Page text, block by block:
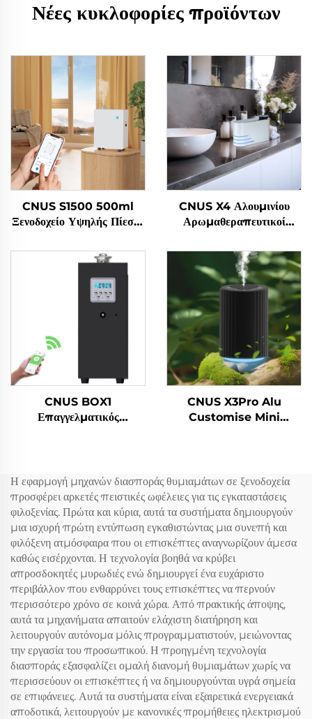
Νέες κυκλοφορίες προϊόντων
CNUS S1500 500ml
Ξενοδοχείο Υψηλής Πίεσης
Αρώματος Αιθέρια
Πετρέλαιο Καθαριστή
Αρώματα Αρώματα Αέρας
Ανανεωτήρα Αέρας
Αρώματος Μηχανή
CNUS X4 Αλουμινίου
Αρωμαθεραπευτικοί
Διαχέτης Αρώματος 360
Διαχέτης Αρωματικού
Λάδι Άνεμος Ατομιζόμενος
CNUS BOX1
Επαγγελματικός
CNUS X3Pro Alu
Customise Mini
Αυτοκινήτου
Η εφαρμογή μηχανών διασποράς θυμιαμάτων σε ξενοδοχεία
προσφέρει αρκετές πειστικές ωφέλειες για τις εγκαταστάσεις
φιλοξενίας. Πρώτα και κύρια, αυτά τα συστήματα δημιουργούν
μια ισχυρή πρώτη εντύπωση εγκαθιστώντας μια συνεπή και
φιλόξενη ατμόσφαιρα που οι επισκέπτες αναγνωρίζουν άμεσα
καθώς εισέρχονται. Η τεχνολογία βοηθά να κρύβει
απροσδοκητές μυρωδιές ενώ δημιουργεί ένα ευχάριστο
περιβάλλον που ενθαρρύνει τους επισκέπτες να περνούν
περισσότερο χρόνο σε κοινά χώρα. Από πρακτικής άποψης,
αυτά τα μηχανήματα απαιτούν ελάχιστη διατήρηση και
λειτουργούν αυτόνομα μόλις προγραμματιστούν, μειώνοντας
την εργασία του προσωπικού. Η προηγμένη τεχνολογία
διασποράς εξασφαλίζει ομαλή διανομή θυμιαμάτων χωρίς να
περισσεύουν οι επισκέπτες ή να δημιουργούνται υγρά σημεία
σε επιφάνειες. Αυτά τα συστήματα είναι εξαιρετικά ενεργειακά
αποδοτικά, λειτουργούν με κανονικές προμήθειες ηλεκτρισμού